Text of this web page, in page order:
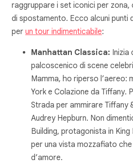
raggruppare i set iconici per zona,
di spostamento. Ecco alcuni punti
per un tour indimenticabile:
Manhattan Classica: Inizia
palcoscenico di scene
Mamma, ho riperso l’aereo:
York e Colazione da Tiffany.
Strada per ammirare Tiffany
Audrey Hepburn. Non
Building, protagonista in King
per una vista mozzafiato
d’amore.